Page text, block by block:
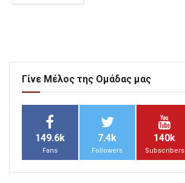
Γίνε Μέλος της Ομάδας μας
149.6k
Fans
7.4k
Followers
140k
Subscribers